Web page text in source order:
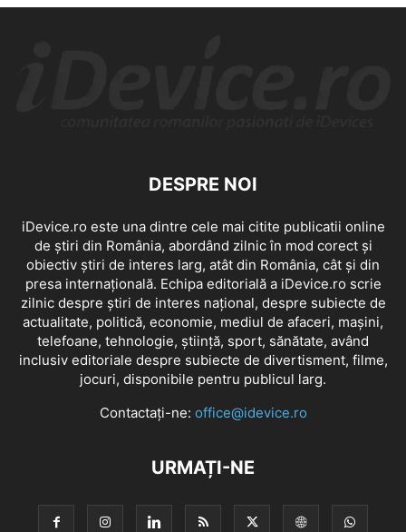
DESPRE NOI
iDevice.ro este una dintre cele mai citite publicatii online
de știri din România, abordând zilnic în mod corect și
obiectiv știri de interes larg, atât din România, cât și din
presa internațională. Echipa editorială a iDevice.ro scrie
zilnic despre știri de interes național, despre subiecte de
actualitate, politică, economie, mediul de afaceri, mașini,
telefoane, tehnologie, știință, sport, sănătate, având
inclusiv editoriale despre subiecte de divertisment, filme,
jocuri, disponibile pentru publicul larg.
Contactați-ne: office@idevice.ro
URMAȚI-NE